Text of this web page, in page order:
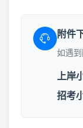
附件
如遇
上岸
招考